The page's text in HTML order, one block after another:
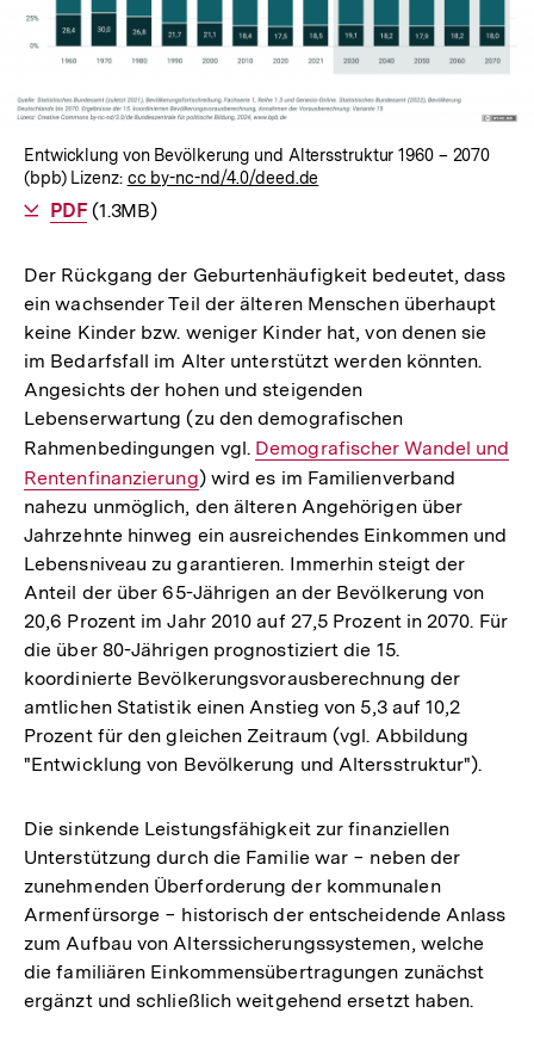
Entwicklung von Bevölkerung und Altersstruktur 1960 – 2070
(bpb) Lizenz: cc by-nc-nd/4.0/deed.de
Als
PDFherunterladen
(1.3MB)
Der Rückgang der Geburtenhäufigkeit bedeutet, dass
ein wachsender Teil der älteren Menschen überhaupt
keine Kinder bzw. weniger Kinder hat, von denen sie
im Bedarfsfall im Alter unterstützt werden könnten.
Angesichts der hohen und steigenden
Lebenserwartung (zu den demografischen
Rahmenbedingungen vgl. Interner
Link:
Demografischer Wandel und
Rentenfinanzierung) wird es im Familienverband
nahezu unmöglich, den älteren Angehörigen über
Jahrzehnte hinweg ein ausreichendes Einkommen und
Lebensniveau zu garantieren. Immerhin steigt der
Anteil der über 65-Jährigen an der Bevölkerung von
20,6 Prozent im Jahr 2010 auf 27,5 Prozent in 2070. Für
die über 80-Jährigen prognostiziert die 15.
koordinierte Bevölkerungsvorausberechnung der
amtlichen Statistik einen Anstieg von 5,3 auf 10,2
Prozent für den gleichen Zeitraum (vgl. Abbildung
"Entwicklung von Bevölkerung und Altersstruktur").
Die sinkende Leistungsfähigkeit zur finanziellen
Unterstützung durch die Familie war − neben der
zunehmenden Überforderung der kommunalen
Armenfürsorge − historisch der entscheidende Anlass
zum Aufbau von Alterssicherungssystemen, welche
die familiären Einkommensübertragungen zunächst
ergänzt und schließlich weitgehend ersetzt haben.